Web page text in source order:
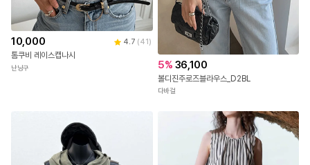
10,000 4.7 (41 )
톰쿠비 레이스캡나시
난닝구 5% 36,100
볼디진주로즈블라우스_D2BL
다바걸